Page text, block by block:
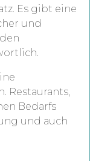
Es gibt eine
und
Restaurants,
Bedarfs
und auch